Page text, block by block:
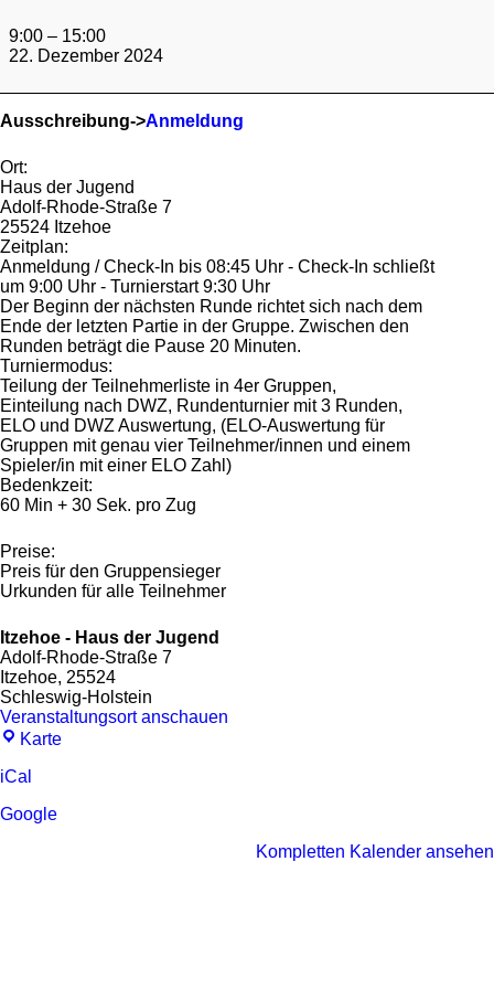
ELO
Cup
Wilstermarsch
Itzehoe
2024
9:00 – 15:00
22. Dezember 2024
Ausschreibung->Anmeldung
Ort:
Haus der Jugend
Adolf-Rhode-Straße 7
25524 Itzehoe
Zeitplan:
Anmeldung / Check-In bis 08:45 Uhr - Check-In schließt
um 9:00 Uhr - Turnierstart 9:30 Uhr
Der Beginn der nächsten Runde richtet sich nach dem
Ende der letzten Partie in der Gruppe. Zwischen den
Runden beträgt die Pause 20 Minuten.
Turniermodus:
Teilung der Teilnehmerliste in 4er Gruppen,
Einteilung nach DWZ, Rundenturnier mit 3 Runden,
ELO und DWZ Auswertung, (ELO-Auswertung für
Gruppen mit genau vier Teilnehmer/innen und einem
Spieler/in mit einer ELO Zahl)
Bedenkzeit:
60 Min + 30 Sek. pro Zug
Preise:
Preis für den Gruppensieger
Urkunden für alle Teilnehmer
Itzehoe - Haus der Jugend
Adolf-Rhode-Straße 7
Itzehoe, 25524
Schleswig-Holstein
Veranstaltungsort anschauen
KarteItzehoe
iCal
Google
Kompletten Kalender ansehen